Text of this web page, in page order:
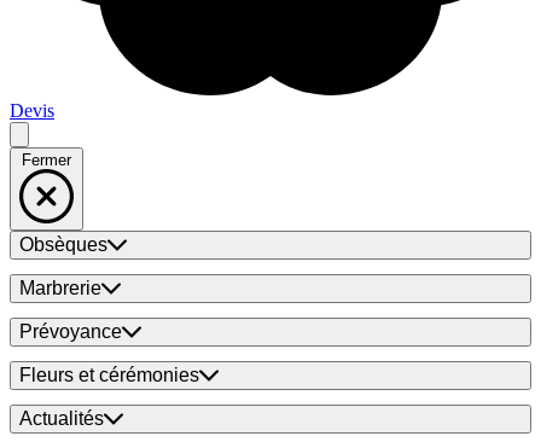
Devis
Fermer
Obsèques
Marbrerie
Prévoyance
Fleurs et cérémonies
Actualités